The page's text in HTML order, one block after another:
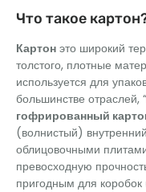
Что такое
Картон это широкий
толстого, плотные
используется для
большинстве отраслей,
гофрированный
(волнистый)
облицовочными
превосходную
пригодным для коробок